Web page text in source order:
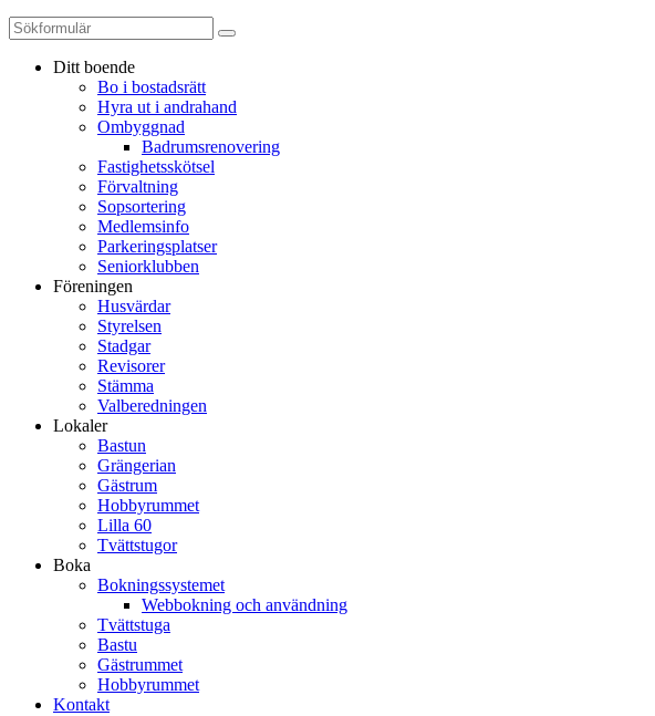
Ditt boende
Bo i bostadsrätt
Hyra ut i andrahand
Ombyggnad
Badrumsrenovering
Fastighetsskötsel
Förvaltning
Sopsortering
Medlemsinfo
Parkeringsplatser
Seniorklubben
Föreningen
Husvärdar
Styrelsen
Stadgar
Revisorer
Stämma
Valberedningen
Lokaler
Bastun
Grängerian
Gästrum
Hobbyrummet
Lilla 60
Tvättstugor
Boka
Bokningssystemet
Webbokning och användning
Tvättstuga
Bastu
Gästrummet
Hobbyrummet
Kontakt